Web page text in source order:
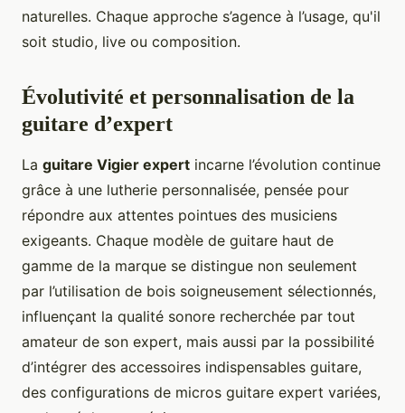
naturelles. Chaque approche s’agence à l’usage, qu'il
soit studio, live ou composition.
Évolutivité et personnalisation de la
guitare d’expert
La guitare Vigier expert incarne l’évolution continue
grâce à une lutherie personnalisée, pensée pour
répondre aux attentes pointues des musiciens
exigeants. Chaque modèle de guitare haut de
gamme de la marque se distingue non seulement
par l’utilisation de bois soigneusement sélectionnés,
influençant la qualité sonore recherchée par tout
amateur de son expert, mais aussi par la possibilité
d’intégrer des accessoires indispensables guitare,
des configurations de micros guitare expert variées,